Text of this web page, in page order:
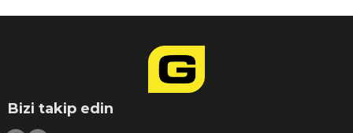
Bizi takip edin